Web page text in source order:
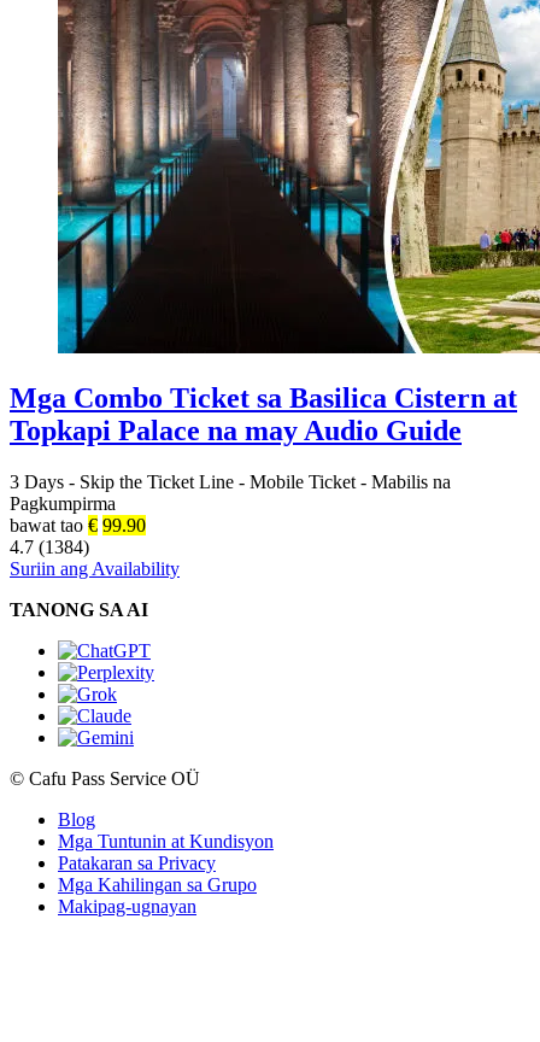
Mga Combo Ticket sa Basilica Cistern at
Topkapi Palace na may Audio Guide
3 Days - Skip the Ticket Line - Mobile Ticket - Mabilis na
Pagkumpirma
bawat tao € 99.90
4.7 (1384)
Suriin ang Availability
TANONG SA AI
© Cafu Pass Service OÜ
Blog
Mga Tuntunin at Kundisyon
Patakaran sa Privacy
Mga Kahilingan sa Grupo
Makipag-ugnayan